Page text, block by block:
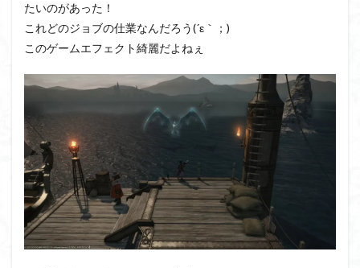
たいのがあった！
これどのジョブの仕業なんだろう(´ε｀；)
このゲームエフェクト綺麗だよねぇ